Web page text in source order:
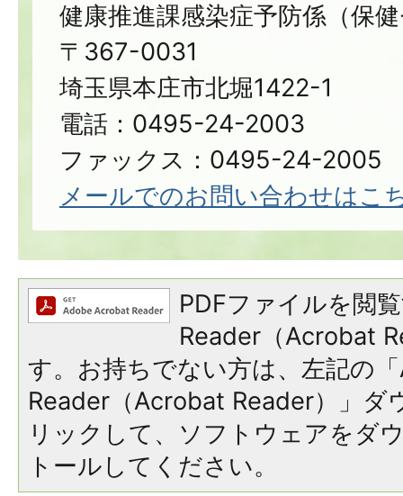
健康推進課感染症予防係（保
〒367-0031
埼玉県本庄市北堀1422-1
電話：0495-24-2003
ファックス：0495-24-2005
メールでのお問い合わせはこ
PDFファイルを閲
Reader（Acrobat
す。お持ちでない方は、左記の
Reader（Acrobat Reader）」ダ
リックして、ソフトウェアをダ
トールしてください。